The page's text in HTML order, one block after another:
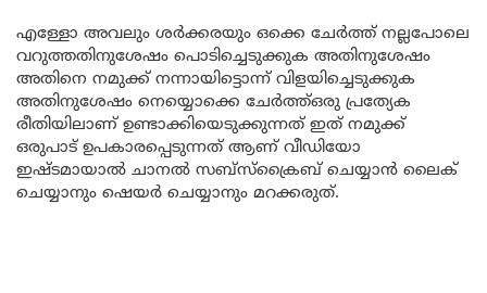
എള്ളോ അവലും ശർക്കരയും ഒക്കെ ചേർത്ത് നല്ലപോലെ
വറുത്തതിനുശേഷം പൊടിച്ചെടുക്കുക അതിനുശേഷം
അതിനെ നമുക്ക് നന്നായിട്ടൊന്ന് വിളയിച്ചെടുക്കുക
അതിനുശേഷം നെയ്യൊക്കെ ചേർത്ത്ഒരു പ്രത്യേക
രീതിയിലാണ് ഉണ്ടാക്കിയെടുക്കുന്നത് ഇത് നമുക്ക്
ഒരുപാട് ഉപകാരപ്പെടുന്നത് ആണ് വീഡിയോ
ഇഷ്ടമായാൽ ചാനൽ സബ്സ്ക്രൈബ് ചെയ്യാൻ ലൈക്
ചെയ്യാനും ഷെയർ ചെയ്യാനും മറക്കരുത്.